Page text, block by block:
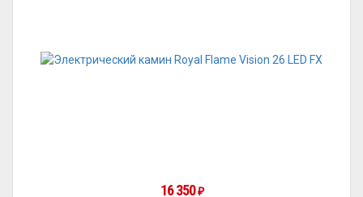
16 350 ₽